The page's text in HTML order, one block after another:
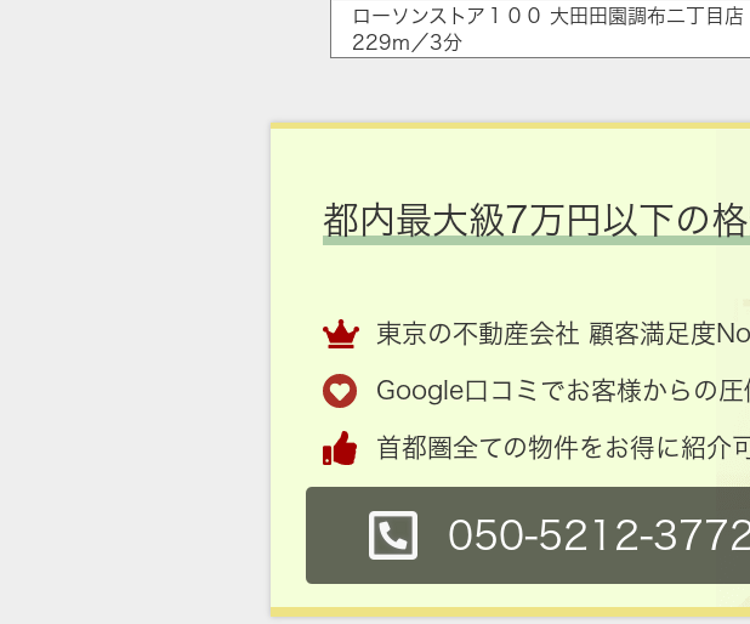
ローソンストア１００ 大田田園調布二丁目
229m／3分
都内最大級7万円以下の
東京の不動産会社 顧客満足度
Google口コミでお客様からの
首都圏全ての物件をお得に紹介
050-5212-